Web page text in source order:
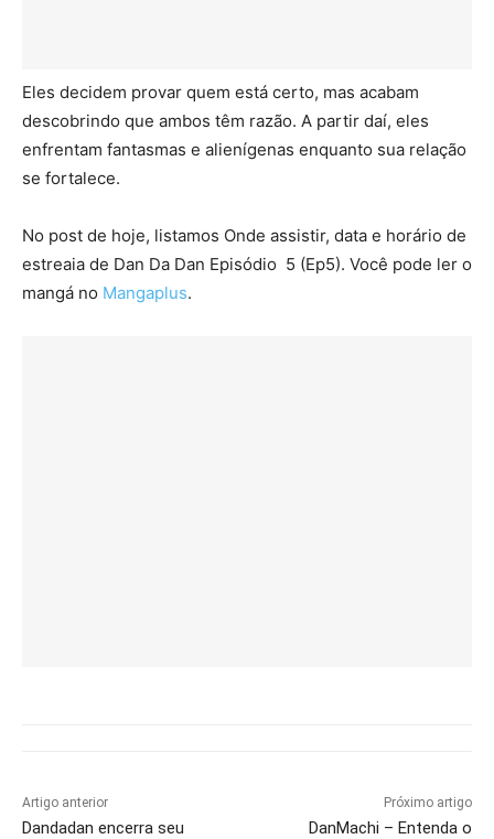
Eles decidem provar quem está certo, mas acabam
descobrindo que ambos têm razão. A partir daí, eles
enfrentam fantasmas e alienígenas enquanto sua relação
se fortalece.
No post de hoje, listamos Onde assistir, data e horário de
estreaia de Dan Da Dan Episódio 5 (Ep5). Você pode ler o
mangá no Mangaplus.
Artigo anterior
Dandadan encerra seu
Próximo artigo
DanMachi – Entenda o